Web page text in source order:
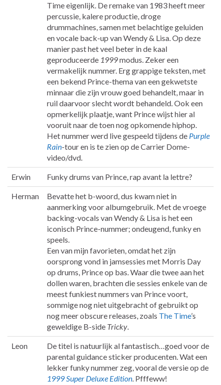
Time eigenlijk. De remake van 1983 heeft meer
percussie, kalere productie, droge
drummachines, samen met belachtige geluiden
en vocale back-up van Wendy & Lisa. Op deze
manier past het veel beter in de kaal
geproduceerde 1999modus. Zeker een
vermakelijk nummer. Erg grappige teksten, met
een bekend Prince-thema van een gekwetste
minnaar die zijn vrouw goed behandelt, maar in
ruil daarvoor slecht wordt behandeld. Ook een
opmerkelijk plaatje, want Prince wijst hier al
vooruit naar de toen nog opkomende hiphop.
Het nummer werd live gespeeld tijdens de Purple
Rain-tour en is te zien op de Carrier Dome-
video/dvd.
Erwin Funky drums van Prince, rap avant la lettre?
Herman
Bevatte het b-woord, dus kwam niet in
aanmerking voor albumgebruik. Met de vroege
backing-vocals van Wendy & Lisa is het een
iconisch Prince-nummer; ondeugend, funky en
speels.
Een van mijn favorieten, omdat het zijn
oorsprong vond in jamsessies met Morris Day
op drums, Prince op bas. Waar die twee aan het
dollen waren, brachten die sessies enkele van de
meest funkiest nummers van Prince voort,
sommige nog niet uitgebracht of gebruikt op
nog meer obscure releases, zoals The Time’s
geweldige B-side Tricky.
Leon
De titel is natuurlijk al fantastisch…goed voor de
parental guidance sticker producenten. Wat een
lekker funky nummer zeg, vooral de versie op de
1999 Super Deluxe Edition. Pfffeww!